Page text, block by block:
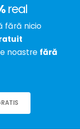
real
fără nicio
noastre fără